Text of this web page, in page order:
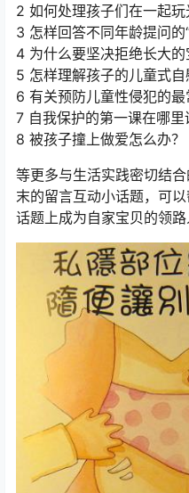
2 如何处理孩子们在一起玩
3 怎样回答不同年龄提问的
4 为什么要坚决拒绝长大的
5 怎样理解孩子的儿童式自
6 有关预防儿童性侵犯的最
7 自我保护的第一课在哪里
8 被孩子撞上做爱怎么办？
等更多与生活实践密切结
末的留言互动小话题，可
话题上成为自家宝贝的领路